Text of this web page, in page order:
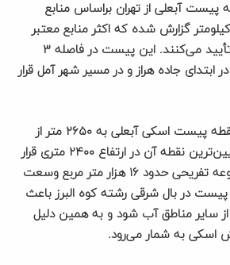
آبعلی از تهران براساس منابع
مختلف بین ۵۷ تا ۷۵ کیلومتر گزارش شده که اکثر منابع معتبر
فاصله ۵۷ کیلومتری را تأیید می‌کنند. این پیست در فاصله ۳
ابتدای جاده هراز و در مسیر شهر آمل قرار
از نظر ارتفاع، بالاترین نقطه پیست اسکی آبعلی به ۲۶۵۰ متر از
سطح دریا می‌رسد و پایین‌ترین نقطه آن در ارتفاع ۲۴۰۰ متری قرار
دارد. همچنین این مجموعه تفریحی حدود ۱۶ هزار متر مربع وسعت
پیست در بال شرقی رشته کوه البرز باعث
سایر مناطق آب شود و به همین دلیل
اسکی به شمار می‌رود.